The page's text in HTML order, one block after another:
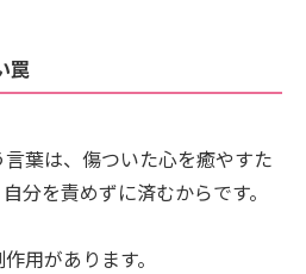
罠
言葉は、傷ついた心を癒やすた
分を責めずに済むからです。
用があります。